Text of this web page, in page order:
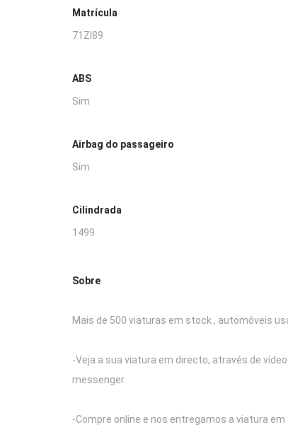
Matrícula
71ZI89
ABS
Sim
Airbag do passageiro
Sim
Cilindrada
1499
Sobre
Mais de 500 viaturas em stock , automóveis
-Veja a sua viatura em directo, através de
messenger.
-Compre online e nos entregamos a viatura em